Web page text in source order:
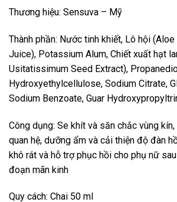
Thương hiệu: Sensuva – Mỹ
Thành phần: Nước tinh khiết, Lô hội
Juice), Potassium Alum, Chiết xuất hạt
Usitatissimum Seed Extract),
Hydroxyethylcellulose, Sodium Citrate,
Sodium Benzoate, Guar
Công dụng: Se khít và săn chắc vùng
quan hệ, dưỡng ẩm và cải thiện độ đàn
khô rát và hỗ trợ phục hồi cho phụ nữ
đoạn mãn kinh
Quy cách: Chai 50 ml